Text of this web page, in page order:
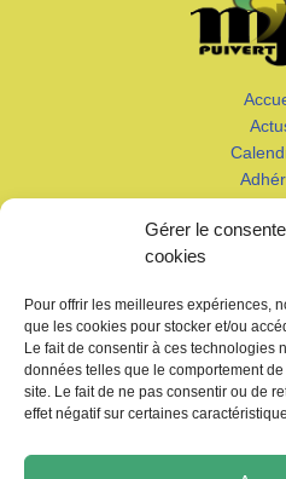
Gérer le
cookies
Pour offrir les meilleures expériences,
que les cookies pour stocker et/ou
Le fait de consentir à ces technologies
données telles que le comportement
site. Le fait de ne pas consentir ou de
effet négatif sur certainesCopyright © 2026